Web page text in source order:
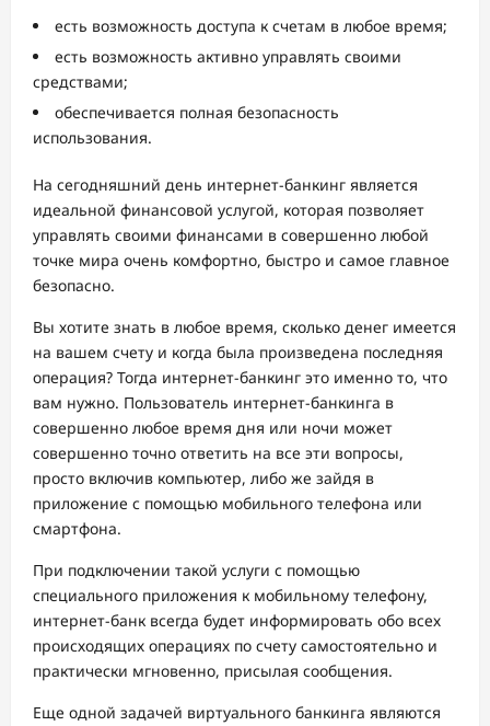
есть возможность доступа к счетам в любое время;
есть возможность активно управлять своими
средствами;
обеспечивается полная безопасность
использования.
На сегодняшний день интернет-банкинг является
идеальной финансовой услугой, которая позволяет
управлять своими финансами в совершенно любой
точке мира очень комфортно, быстро и самое главное
безопасно.
Вы хотите знать в любое время, сколько денег имеется
на вашем счету и когда была произведена последняя
операция? Тогда интернет-банкинг это именно то, что
вам нужно. Пользователь интернет-банкинга в
совершенно любое время дня или ночи может
совершенно точно ответить на все эти вопросы,
просто включив компьютер, либо же зайдя в
приложение с помощью мобильного телефона или
смартфона.
При подключении такой услуги с помощью
специального приложения к мобильному телефону,
интернет-банк всегда будет информировать обо всех
происходящих операциях по счету самостоятельно и
практически мгновенно, присылая сообщения.
Еще одной задачей виртуального банкинга являются